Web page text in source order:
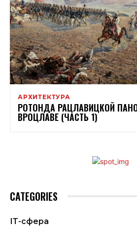
АРХИТЕКТУРА
РОТОНДА РАЦЛАВИЦКОЙ
ВРОЦЛАВЕ (ЧАСТЬ 1)
CATEGORIES
ІТ-сфера